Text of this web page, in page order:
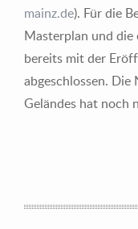
mainz.de). Für die
Masterplan und die
bereits mit der
abgeschlossen. Die
Geländes hat noch